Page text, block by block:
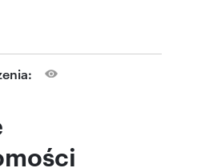
innymi: bezpośredni
Średnicowej – głównej
w odległości 3
w tym rejonie węzeł
przystanki komunikacji